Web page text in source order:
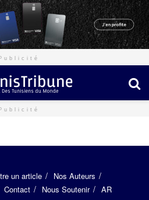
un article
Nos Auteurs
Contact Nous Soutenir AR